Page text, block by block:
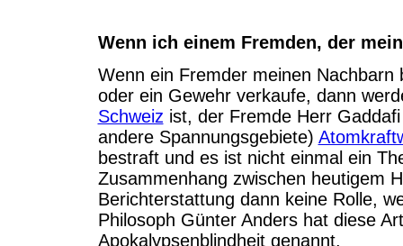
Wenn ich einem Fremden, der
Wenn ein Fremder meinen
oder ein Gewehr verkaufe, dann
Schweiz ist, der Fremde Herr
andere Spannungsgebiete)
bestraft und es ist nicht einmal ein
Zusammenhang zwischen heutigem
Berichterstattung dann keine Rolle,
Philosoph Günter Anders hat diese
Apokalypsenblindheit genannt.